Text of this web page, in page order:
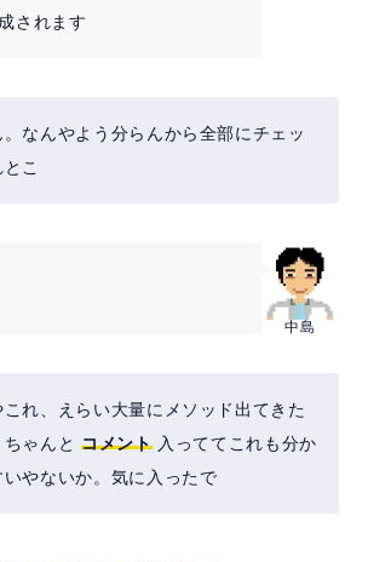
されます
。なんやよう分らんから全部にチェッ
こ
中島
これ、えらい大量にメソッド出てきた
ゃんと コメント入っててこれも分か
いやないか。気に入ったで